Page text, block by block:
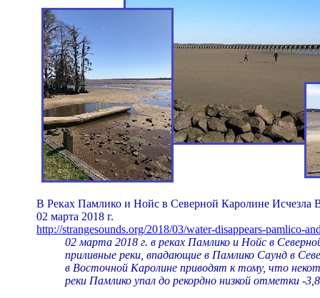
В Реках Памлико и Нойс в Северной Каролине Исчезла
02 марта 2018 г.
http://strangesounds.org/2018/03/water-disappears-pamlico-
02 марта 2018 г. в реках Памлико и Нойс в
приливные реки, впадающие в Памлико Саунд в
в Восточной Каролине приводят к тому, что
реки Памлико упал до рекордно низкой отметки -